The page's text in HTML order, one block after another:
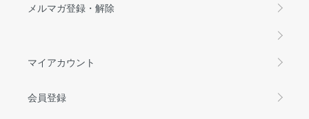
メルマガ登録・解除
マイアカウント
会員登録